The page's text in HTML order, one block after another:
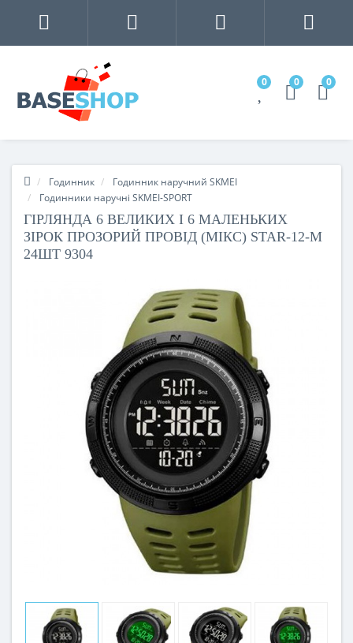
0 0 0
Годинник
Годинник наручний SKMEI
Годинники наручні SKMEI-SPORT
ГІРЛЯНДА 6 ВЕЛИКИХ І 6 МАЛЕНЬКИХ
ЗІРОК ПРОЗОРИЙ ПРОВІД (МІКС) STAR-12-M
24ШТ 9304